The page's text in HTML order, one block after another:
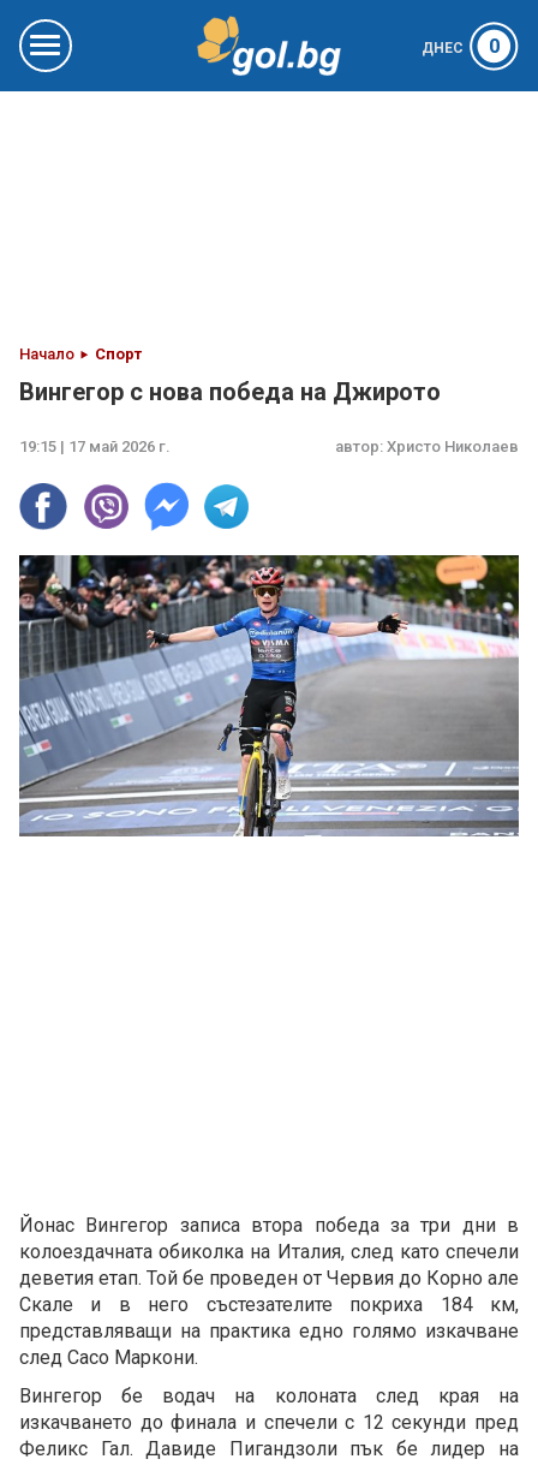
ДНЕС 0
Начало Спорт
Вингегор с нова победа на Джирото
19:15 | 17 май 2026 г. автор: Христо Николаев
Йонас Вингегор записа втора победа за три дни в
колоездачната обиколка на Италия, след като спечели
деветия етап. Той бе проведен от Червия до Корно але
Скале и в него състезателите покриха 184 км,
представляващи на практика едно голямо изкачване
след Сасо Маркони.
Вингегор бе водач на колоната след края на
изкачването до финала и спечели с 12 секунди пред
Феликс Гал. Давиде Пигандзоли пък бе лидер на